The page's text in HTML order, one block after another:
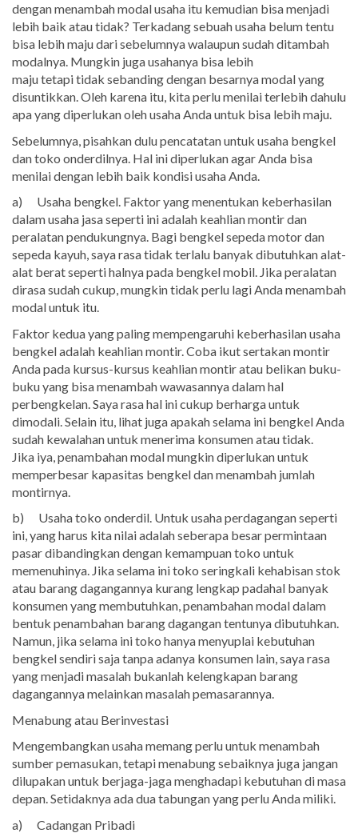
dengan menambah modal usaha itu kemudian bisa menjadi
lebih baik atau tidak? Terkadang sebuah usaha belum tentu
bisa lebih maju dari sebelumnya walaupun sudah ditambah
modalnya. Mungkin juga usahanya bisa lebih
maju tetapi tidak sebanding dengan besarnya modal yang
disuntikkan. Oleh karena itu, kita perlu menilai terlebih dahulu
apa yang diperlukan oleh usaha Anda untuk bisa lebih maju.
Sebelumnya, pisahkan dulu pencatatan untuk usaha bengkel
dan toko onderdilnya. Hal ini diperlukan agar Anda bisa
menilai dengan lebih baik kondisi usaha Anda.
a) Usaha bengkel. Faktor yang menentukan keberhasilan
dalam usaha jasa seperti ini adalah keahlian montir dan
peralatan pendukungnya. Bagi bengkel sepeda motor dan
sepeda kayuh, saya rasa tidak terlalu banyak dibutuhkan alat-
alat berat seperti halnya pada bengkel mobil. Jika peralatan
dirasa sudah cukup, mungkin tidak perlu lagi Anda menambah
modal untuk itu.
Faktor kedua yang paling mempengaruhi keberhasilan usaha
bengkel adalah keahlian montir. Coba ikut sertakan montir
Anda pada kursus-kursus keahlian montir atau belikan buku-
buku yang bisa menambah wawasannya dalam hal
perbengkelan. Saya rasa hal ini cukup berharga untuk
dimodali. Selain itu, lihat juga apakah selama ini bengkel Anda
sudah kewalahan untuk menerima konsumen atau tidak.
Jika iya, penambahan modal mungkin diperlukan untuk
memperbesar kapasitas bengkel dan menambah jumlah
montirnya.
b) Usaha toko onderdil. Untuk usaha perdagangan seperti
ini, yang harus kita nilai adalah seberapa besar permintaan
pasar dibandingkan dengan kemampuan toko untuk
memenuhinya. Jika selama ini toko seringkali kehabisan stok
atau barang dagangannya kurang lengkap padahal banyak
konsumen yang membutuhkan, penambahan modal dalam
bentuk penambahan barang dagangan tentunya dibutuhkan.
Namun, jika selama ini toko hanya menyuplai kebutuhan
bengkel sendiri saja tanpa adanya konsumen lain, saya rasa
yang menjadi masalah bukanlah kelengkapan barang
dagangannya melainkan masalah pemasarannya.
Menabung atau Berinvestasi
Mengembangkan usaha memang perlu untuk menambah
sumber pemasukan, tetapi menabung sebaiknya juga jangan
dilupakan untuk berjaga-jaga menghadapi kebutuhan di masa
depan. Setidaknya ada dua tabungan yang perlu Anda miliki.
a) Cadangan Pribadi